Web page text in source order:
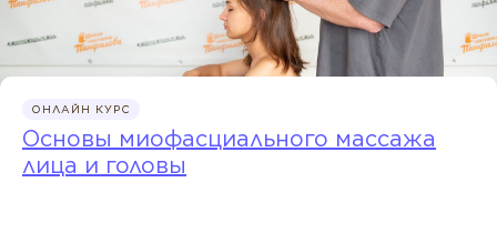
ОНЛАЙН КУРС
Основы миофасциального массажа
лица и головы